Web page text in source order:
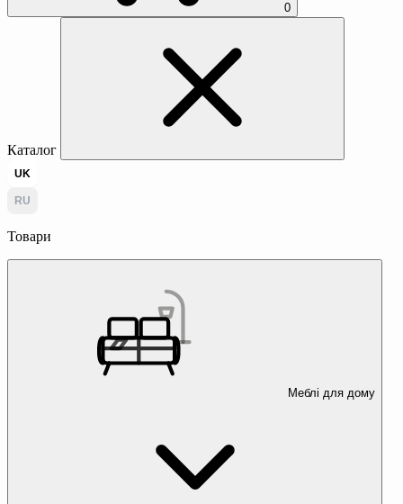
0
Каталог
UK
RU
Товари
Меблі для дому